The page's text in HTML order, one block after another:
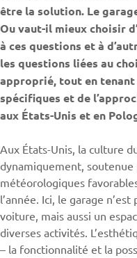
être la solution. Le
Ou vaut-il mieux choisir
à ces questions et à
les questions liées au
approprié, tout en
spécifiques et de
aux États-Unis et en
Aux États-Unis, la culture
dynamiquement, soutenue
météorologiques
l’année. Ici, le garage
voiture, mais aussi un
diverses activités.
– la fonctionnalité et la